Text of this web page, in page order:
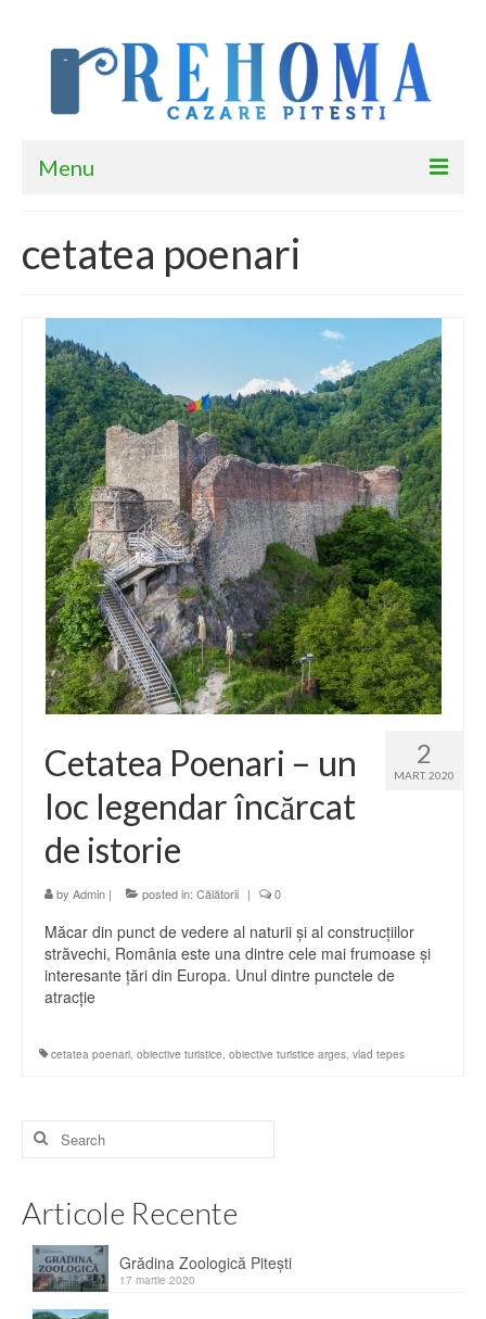
Menu
Cazare Piteşti
Călătorii
Contactează-ne
cetatea poenari
2
MART. 2020
Cetatea Poenari – un
loc legendar încărcat
de istorie
by Admin | posted in: Călătorii | 0
Măcar din punct de vedere al naturii şi al construcţiilor
străvechi, România este una dintre cele mai frumoase şi
interesante ţări din Europa. Unul dintre punctele de
atracţie
cetatea poenari obiective turistice obiective turistice arges vlad tepes
Search
for:
Articole Recente
Grădina Zoologică Piteşti
17 martie 2020